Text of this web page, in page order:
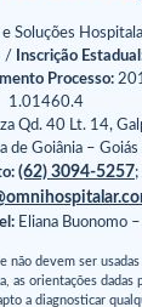
Soluções
/
Inscrição
Processo:
1.01460.4
Qd. 40 Lt. 14,
de Goiânia –
(62) 3094-5257;
Eliana Buonomo –
devem ser usadas
as orientações dadas
a diagnosticar